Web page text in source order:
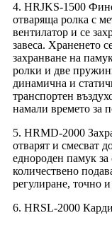
4. HRJKS-1500
отваряща ролка с
вентилатор и се
завеса. Храненето
захранване на
ролки и две
динамична и
транспортен
намали времето за
5. HRMD-2000
отварят и смесват
еднороден памук
количествено
регулиране, точно
6. HRSL-2000